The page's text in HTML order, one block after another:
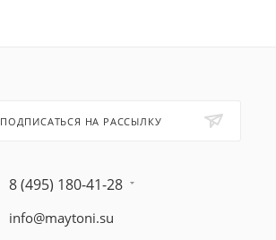
ПОДПИСАТЬСЯ НА РАССЫЛКУ
8 (495) 180-41-28
info@maytoni.su